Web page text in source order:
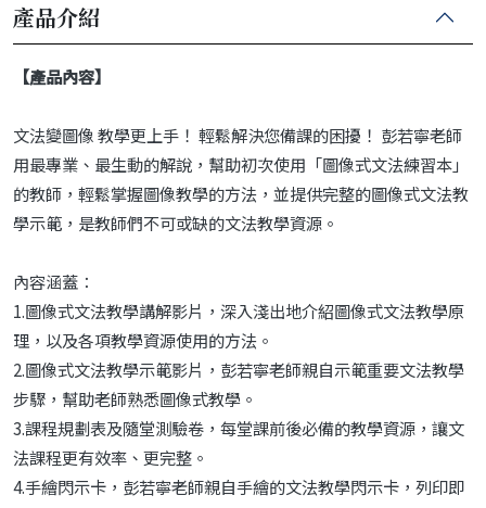
產品介紹
【產品內容】
文法變圖像 教學更上手！ 輕鬆解決您備課的困擾！ 彭若寧老師
用最專業、最生動的解說，幫助初次使用「圖像式文法練習本」
的教師，輕鬆掌握圖像教學的方法，並提供完整的圖像式文法教
學示範，是教師們不可或缺的文法教學資源。
內容涵蓋：
1.圖像式文法教學講解影片，深入淺出地介紹圖像式文法教學原
理，以及各項教學資源使用的方法。
2.圖像式文法教學示範影片，彭若寧老師親自示範重要文法教學
步驟，幫助老師熟悉圖像式教學。
3.課程規劃表及隨堂測驗卷，每堂課前後必備的教學資源，讓文
法課程更有效率、更完整。
4.手繪閃示卡，彭若寧老師親自手繪的文法教學閃示卡，列印即